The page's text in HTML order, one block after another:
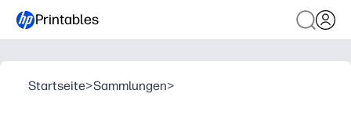
Printables
Startseite>Sammlungen>